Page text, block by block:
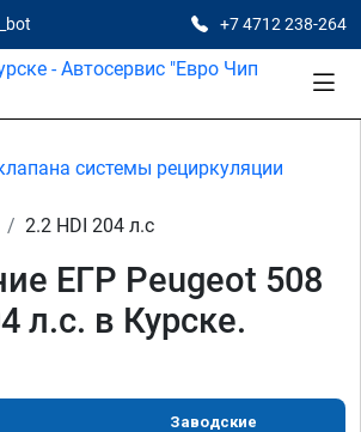
+7 4712 238-264
системы рециркуляции
2.2 HDI 204 л.с
ЕГР Peugeot 508
л.с. в Курске.
Заводские